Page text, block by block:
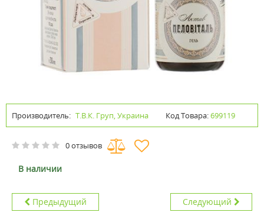
Производитель: Т.В.К. Груп, Украина Код Товара:699119
0 отзывов
В наличии
Предыдущий Следующий